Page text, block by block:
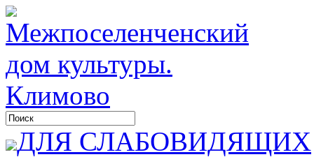
ДЛЯ СЛАБОВИДЯЩИХ